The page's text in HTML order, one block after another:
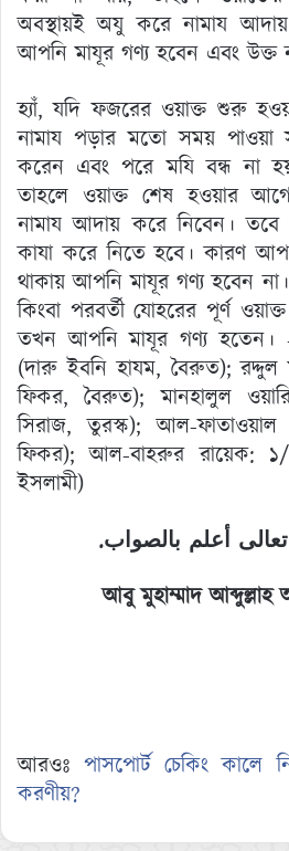
অবস্থায়ই অযু করে নামায আদায়
আপনি মাযূর গণ্য হবেন এবং উক্ত
হ্যাঁ, যদি ফজরের ওয়াক্ত শুরু
নামায পড়ার মতো সময় পাওয়া
করেন এবং পরে মযি বন্ধ না
তাহলে ওয়াক্ত শেষ হওয়ার
নামায আদায় করে নিবেন।
কাযা করে নিতে হবে। কারণ
থাকায় আপনি মাযূর গণ্য হবেন
কিংবা পরবর্তী যোহরের পূর্ণ
তখন আপনি মাযূর গণ্য
(দারু ইবনি হাযম, বৈরুত);
ফিকর, বৈরুত); মানহালুল
সিরাজ, তুরস্ক); আল-ফাতাওয়াল
ফিকর); আল-বাহরুর রায়েক:
ইসলামী)
أعلم بالصواب.
আবু মুহাম্মাদ
আরওঃপাসপোর্ট চেকিং
করণীয়?